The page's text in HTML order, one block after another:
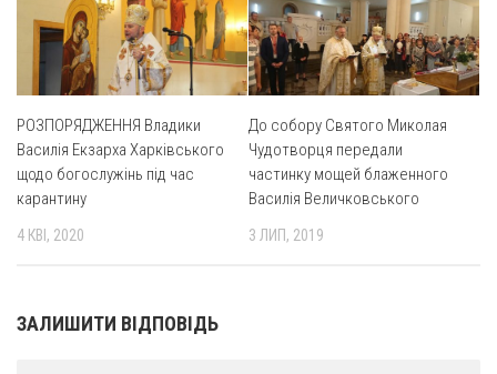
РОЗПОРЯДЖЕННЯ Владики
Василія Екзарха Харківського
щодо богослужінь під час
карантину
4 КВІ, 2020
До собору Святого Миколая
Чудотворця передали
частинку мощей блаженного
Василія Величковського
3 ЛИП, 2019
ЗАЛИШИТИ ВІДПОВІДЬ